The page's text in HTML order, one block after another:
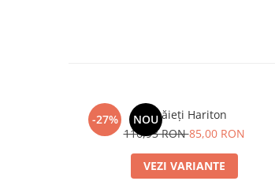
-27% NOU
Ie băieți Hariton
116,93 RON85,00 RON
VEZI VARIANTE